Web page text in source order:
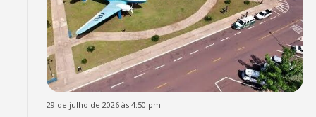
29 de julho de 2026 às 4:50 pm